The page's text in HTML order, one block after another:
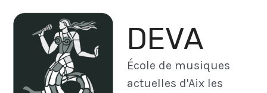
DEVA
École de musiques
actuelles d'Aix les